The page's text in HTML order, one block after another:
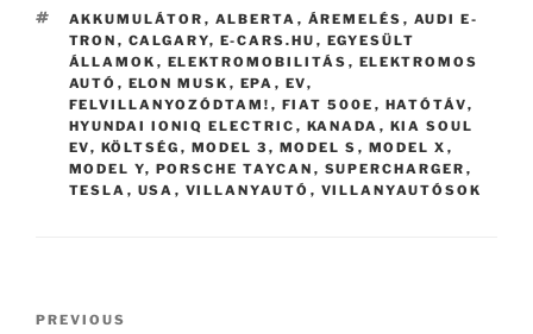
TAGS
AKKUMULÁTOR , ALBERTA , ÁREMELÉS , AUDI E-
TRON , CALGARY, E-CARS.HU , EGYESÜLT
ÁLLAMOK , ELEKTROMOBILITÁS , ELEKTROMOS
AUTÓ , ELON MUSK , EPA , EV,
FELVILLANYOZÓDTAM! , FIAT 500E , HATÓTÁV,
HYUNDAI IONIQ ELECTRIC , KANADA , KIA SOUL
EV, KÖLTSÉG , MODEL 3 , MODEL S , MODEL X ,
MODEL Y, PORSCHE TAYCAN , SUPERCHARGER ,
TESLA , USA , VILLANYAUTÓ , VILLANYAUTÓSOK
Previous
PREVIOUS